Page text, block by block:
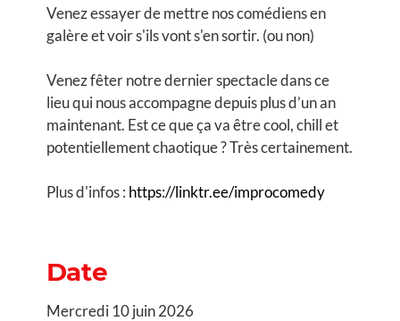
Venez essayer de mettre nos comédiens en
galère et voir s'ils vont s'en sortir. (ou non)
Venez fêter notre dernier spectacle dans ce
lieu qui nous accompagne depuis plus d’un an
maintenant. Est ce que ça va être cool, chill et
potentiellement chaotique ? Très certainement.
Plus d'infos : https://linktr.ee/improcomedy
Date
Mercredi 10 juin 2026